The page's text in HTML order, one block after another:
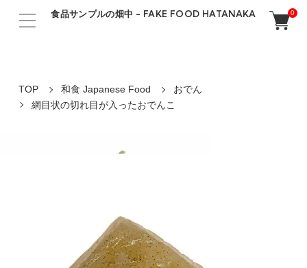
食品サンプルの畑中 - FAKE FOOD HATANAKA 0
TOP 和食 Japanese Food
おでん
網目状の切れ目が入ったおでんこ